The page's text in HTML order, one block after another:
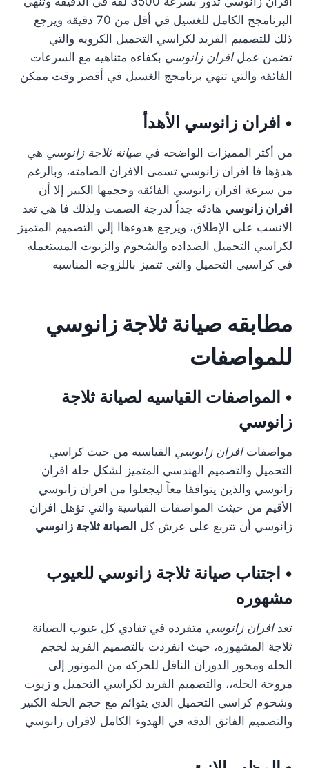
البرنامجج الكامل للغسيل في أقل من 70 دقيقه ويرجع
ذلك للتصميم الفريد لكراسي التحميل الكرويه والتي
تضمن عملافران زانوسي بكفاءه متناهيه مع السرعات
الفائقه والتي تنهي برنامجج الغسيل في أقصر وقت ممكن
• افران زانوسي الأهدأ
من أكثر المميزات الواضحه في صيانة ثلاجة زانوسي هي
هدؤها فا افران زانوسي تسمى الافران الصامته، وبالرغم
من سرعة افران زانوسي الفائقه وحجمها الكبير إلا أن
افران زانوسي هادئه جداً لدرجة الصمت ولذلك فا هي تعد
الانسب على الإطلاق، ويرجع هدوءهاا إلي التصميم المتميز
لكراسي التحميل الصداده والشحوم والزيوت المستعمله
في كراسيي التحميل والتي تتميز باللزوجه المناسبه
مطابقه صيانة ثلاجة زانوسي
للمواصفات
• المواصفات القياسيه لصيانة ثلاجة
زانوسي
مواصفاتافران زانوسي القياسيه من حيث كراسي
التحميل والتصميم الهندسي المتميز لشكل حلة افران
زانوسي والذين يتوافقا معاً ليجعلوا من افران زانوسي
الأقيم من حيثث المواصفات القياسية والتي تؤهل افران
زانوسي أن تتربع على عرش كل الصيانة ثلاجة زانوسي
• اجتناب صيانة ثلاجة زانوسي للعيوب
مشهوره
تعدافران زانوسي متفرده في تفادي كل عيوب الصيانة
ثلاجة المشهوره، حيث انفردت بالتصميم الفريد لحجم
الحله ومحور الدوران الناقل للحركه من الموتور إلى
مروحة الحله،، والتصميم الفريد لكراسي التحميل و زيوت
وشحوم كراسي التحميل الذي يتوائم مع حجم الحله الكبير
والتصميم الفائق الدقه في الهدوء الكامل لافران زانوسي